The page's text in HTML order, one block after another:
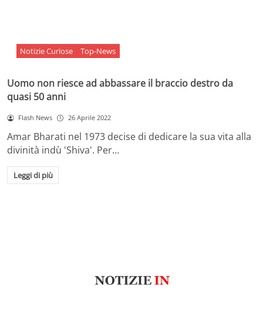
Notizie Curiose Top-News
Uomo non riesce ad abbassare il braccio destro da
quasi 50 anni
Flash News 26 Aprile 2022
Amar Bharati nel 1973 decise di dedicare la sua vita alla
divinità indù 'Shiva'. Per…
Leggi di più